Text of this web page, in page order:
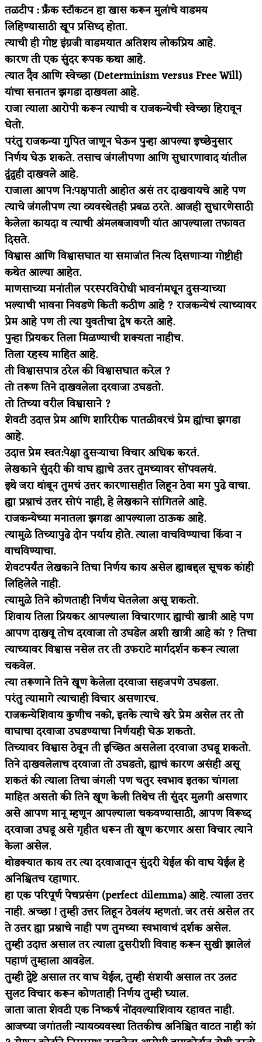
तळटीप : फ्रँक स्टॉकटन हा खास करून मुलांचे वाडमय
लिहिण्यासाठी खूप प्रसिध्द होता.
त्याची ही गोष्ट इंग्रजी वाडमयात अतिशय लोकप्रिय आहे.
कारण ती एक सुंदर रूपक कथा आहे.
त्यात दैव आणि स्वेच्छा (Determinism versus Free Will)
यांचा सनातन झगडा दाखवला आहे.
राजा त्याला आरोपी करून त्याची व राजकन्येची स्वेच्छा हिरावून
घेतो.
परंतु राजकन्या गुपित जाणून घेऊन पुन्हा आपल्या इच्छेनुसार
निर्णय घेऊ शकते. तसाच जंगलीपणा आणि सुधारणावाद यांतील
द्वंद्वही दाखवले आहे.
राजाला आपण नि:पक्षपाती आहोत असं तर दाखवायचे आहे पण
त्याचे जंगलीपण त्या व्यवस्थेतही प्रबळ ठरते. आजही सुधारणेसाठी
केलेला कायदा व त्याची अंमलबजावणी यांत आपल्याला तफावत
दिसते.
विश्वास आणि विश्वासघात या समाजांत नित्य दिसणाऱ्या गोष्टीही
कथेत आल्या आहेत.
माणसाच्या मनांतील परस्परविरोधी भावनांमधून दुसऱ्याच्या
भल्याची भावना निवडणे किती कठीण आहे ? राजकन्येचं त्याच्यावर
प्रेम आहे पण ती त्या युवतीचा द्वेष करते आहे.
पुन्हा प्रियकर तिला मिळण्याची शक्यता नाहीच.
तिला रहस्य माहित आहे.
ती विश्वासपात्र ठरेल की विश्वासघात करेल ?
तो तरूण तिने दाखवलेला दरवाजा उघडतो.
तो तिच्या वरील विश्वासाने ?
शेवटी उदात्त प्रेम आणि शारिरीक पातळीवरचं प्रेम ह्यांचा झगडा
आहे.
उदात्त प्रेम स्वत:पेक्षा दुसऱ्याचा विचार अधिक करतं.
लेखकाने सुंदरी की वाघ ह्याचे उत्तर तुमच्यावर सोंपवलयं.
इथे जरा थांबून तुमचं उत्तर कारणासहीत लिहून ठेवा मग पुढे वाचा.
ह्या प्रश्नाचं उत्तर सोपं नाही, हे लेखकाने सांगितले आहे.
राजकन्येच्या मनातला झगडा आपल्याला ठाऊक आहे.
त्यामुळे तिच्यापुढे दोन पर्याय होते. त्याला वाचविण्याचा किंवा न
वाचविण्याचा.
शेवटपर्यंत लेखकाने तिचा निर्णय काय असेल ह्याबद्दल सूचक कांही
लिहिलेले नाही.
त्यामुळे तिने कोणताही निर्णय घेतलेला असू शकतो.
शिवाय तिला प्रियकर आपल्याला विचारणार ह्याची खात्री आहे पण
आपण दाखवू तोच दरवाजा तो उघडेल अशी खात्री आहे कां ? तिचा
त्याच्यावर विश्वास नसेल तर ती उफराटे मार्गदर्शन करून त्याला
चकवेल.
त्या तरूणाने तिने खूण केलेला दरवाजा सहजपणे उघडला.
परंतु त्यामागे त्याचाही विचार असणारच.
राजकन्येशिवाय कुणीच नको, इतके त्याचे खरे प्रेम असेल तर तो
वाघाचा दरवाजा उघडण्याचा निर्णयही घेऊ शकतो.
तिच्यावर विश्वास ठेवून ती इच्छित असलेला दरवाजा उघडू शकतो.
तिने दाखवलेलाच दरवाजा तो उघडतो, ह्याचं कारण असंही असू
शकतं की त्याला तिचा जंगली पण चतुर स्वभाव इतका चांगला
माहित असतो की तिने खूण केली तिथेच ती सुंदर मुलगी असणार
असे आपण मानू म्हणून आपल्याला चकवण्यासाठी, आपण विरूध्द
दरवाजा उघडू असे गृहीत धरून ती खूण करणार असा विचार त्याने
केला असेल.
थोडक्यात काय तर त्या दरवाजातून सुंदरी येईल की वाघ येईल हे
अनिश्चितच रहाणार.
हा एक परिपूर्ण पेचप्रसंग (perfect dilemma) आहे. त्याला उत्तर
नाही. अच्छा ! तुम्ही उत्तर लिहून ठेवलंय म्हणतां. जर तसं असेल तर
ते उत्तर ह्या प्रश्नाचे नाही पण तुमच्या स्वभावाचं दर्शक असेल.
तुम्ही उदात्त असाल तर त्याला दुसरीशी विवाह करून सुखी झालेलं
पहाणं तुम्हाला आवडेल.
तुम्ही द्वेष्टे असाल तर वाघ येईल, तुम्ही संशयी असाल तर उलट
सुलट विचार करून कोणताही निर्णय तुम्ही घ्याल.
जाता जाता शेवटी एक निष्कर्ष नोंदवल्याशिवाय रहावत नाही.
आजच्या जगांतली न्यायव्यवस्था तितकीच अनिश्चित वाटत नाही कां